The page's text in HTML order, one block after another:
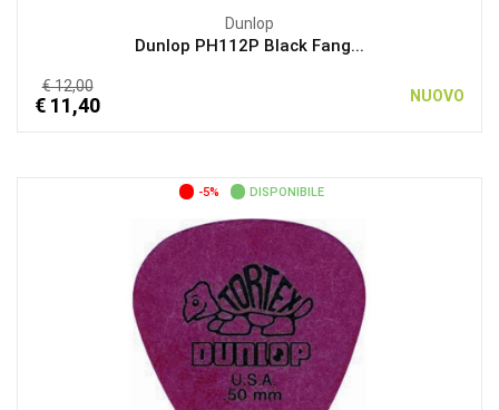
Dunlop
Dunlop PH112P Black Fang...
€ 12,00
€ 11,40 NUOVO
-5% DISPONIBILE